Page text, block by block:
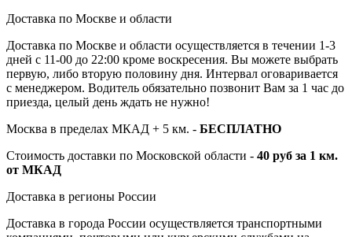
Доставка по Москве и области
Доставка по Москве и области осуществляется в течении 1-3
дней с 11-00 до 22:00 кроме воскресения. Вы можете выбрать
первую, либо вторую половину дня. Интервал оговаривается
с менеджером. Водитель обязательно позвонит Вам за 1 час до
приезда, целый день ждать не нужно!
Москва в пределах МКАД + 5 км. - БЕСПЛАТНО
Стоимость доставки по Московской области - 40 руб за 1 км.
от МКАД
Доставка в регионы России
Доставка в города России осуществляется транспортными